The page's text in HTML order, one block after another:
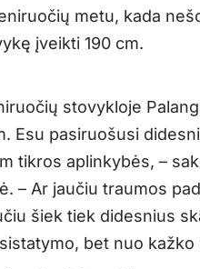
metu, kada
įveikti 190 cm.
stovykloje
Esu pasiruošusi
tikros aplinkybės, –
– Ar jaučiu traumos
šiek tiek didesnius
bet nuo kažko